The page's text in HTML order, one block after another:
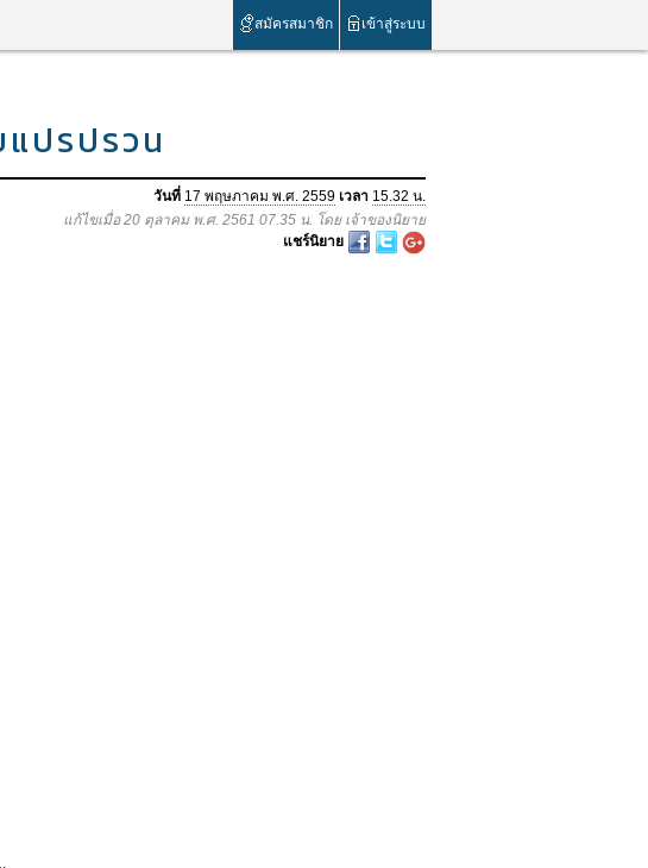
สมัครสมาชิก เข้าสู่ระบบ
ปรปรวน
วันที่ 17 พฤษภาคม พ.ศ. 2559 เวลา 15.32 น.
แก้ไขเมื่อ 20 ตุลาคม พ.ศ. 2561 07.35 น. โดย เจ้าของนิยาย
แชร์นิยาย